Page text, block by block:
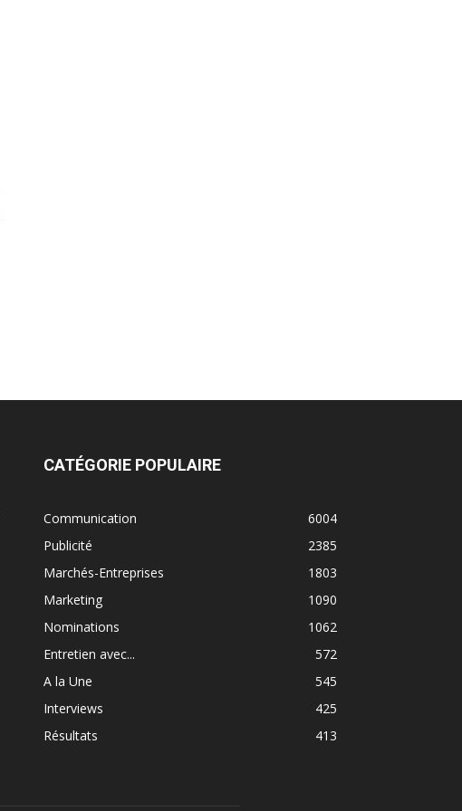
CATÉGORIE POPULAIRE
Communication
6004
Publicité
2385
Marchés-Entreprises
1803
Marketing
1090
Nominations
1062
Entretien avec...
572
A la Une
545
Interviews
425
Résultats
413